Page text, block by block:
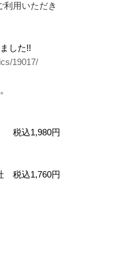
利用いただき
した!!
19017/
税込1,980円
込1,760円